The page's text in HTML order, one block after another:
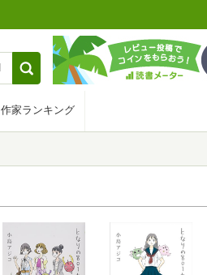
作家ランキング